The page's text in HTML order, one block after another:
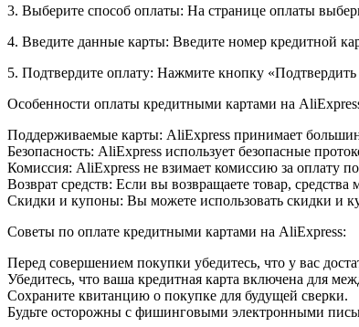
3. Выберите способ оплаты: На странице оплаты
4. Введите данные карты: Введите номер кредитной
5. Подтвердите оплату: Нажмите кнопку
Особенности оплаты кредитными картами на
Поддерживаемые карты: AliExpress принимает
Безопасность: AliExpress использует безопасные
Комиссия: AliExpress не взимает комиссию за оплату
Возврат средств: Если вы возвращаете товар,
Скидки и купоны: Вы можете использовать скидки и
Советы по оплате кредитными картами на AliExpress:
Перед совершением покупки убедитесь, что у вас
Убедитесь, что ваша кредитная карта включена для
Сохраните квитанцию о покупке для будущей сверки.
Будьте осторожны с фишинговыми электронными